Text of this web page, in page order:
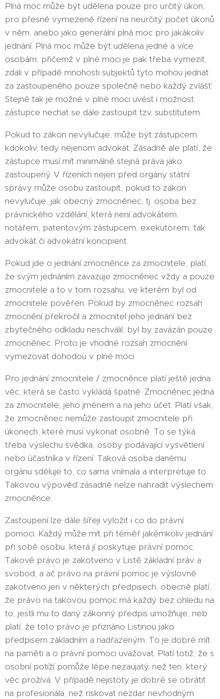
Plná moc může být udělena pouze pro určitý úkon,
pro přesně vymezené řízení na neurčitý počet úkonů
v něm, anebo jako generální plná moc pro jakákoliv
jednání. Plná moc může být udělena jedné a více
osobám, přičemž v plné moci je pak třeba vymezit,
zdali v případě mnohosti subjektů tyto mohou jednat
za zastoupeného pouze společně nebo každý zvlášť.
Stejně tak je možné v plné moci uvést i možnost
zástupce nechat se dále zastoupit tzv. substitutem.
Pokud to zákon nevylučuje, může být zástupcem
kdokoliv, tedy nejenom advokát. Zásadně ale platí, že
zástupce musí mít minimálně stejná práva jako
zastoupený. V řízeních nejen před orgány státní
správy může osobu zastoupit, pokud to zákon
nevylučuje, jak obecný zmocněnec, tj. osoba bez
právnického vzdělání, která není advokátem,
notářem, patentovým zástupcem, exekutorem, tak
advokát či advokátní koncipient.
Pokud jde o jednání zmocněnce za zmocnitele, platí,
že svým jednáním zavazuje zmocněnec vždy a pouze
zmocnitele a to v tom rozsahu, ve kterém byl od
zmocnitele pověřen. Pokud by zmocněnec rozsah
zmocnění překročil a zmocnitel jeho jednání bez
zbytečného odkladu neschválil, byl by zavázán pouze
zmocněnec. Proto je vhodné rozsah zmocnění
vymezovat dohodou v plné moci.
Pro jednání zmocnitele / zmocněnce platí ještě jedna
věc, která se často vykládá špatně. Zmocněnec jedná
za zmocnitele, jeho jménem a na jeho účet. Platí však,
že zmocněnec nemůže zastoupit zmocnitele při
úkonech, které musí vykonat osobně. To se týká
třeba výslechu svědka, osoby podávající vysvětlení
nebo účastníka v řízení. Taková osoba danému
orgánu sděluje to, co sama vnímala a interpretuje to.
Takovou výpověď zásadně nelze nahradit výslechem
zmocněnce.
Zastoupení lze dále šířeji vyložit i co do právní
pomoci. Každý může mít při téměř jakémkoliv jednání
při sobě osobu, která jí poskytuje právní pomoc.
Takové právo je zakotveno v Listě základní práv a
svobod, a ač právo na právní pomoc je výslovně
zakotveno jen v některých předpisech, obecně platí,
že právo na takovou pomoc má každý bez ohledu na
to, jestli mu to daný zákonný předpis umožňuje, neb
platí, že toto právo je přiznáno Listinou jako
předpisem základním a nadřazeným. To je dobré mít
na paměti a o právní pomoci uvažovat. Platí totiž, že s
osobní potíží pomůže lépe nezaujatý, než ten, který
věc prožívá. V případě nejistoty je dobré se obrátit
na profesionála, než riskovat nezdar nevhodným